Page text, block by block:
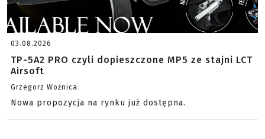
03.08.2026
TP-5A2 PRO czyli dopieszczone MP5 ze stajni LCT
Airsoft
Grzegorz Woźnica
Nowa propozycja na rynku już dostępna.